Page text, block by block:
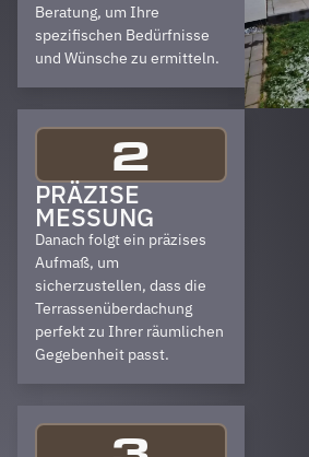
Beratung, um Ihre
spezifischen Bedürfnisse
und Wünsche zu ermitteln.
2
PRÄZISE
MESSUNG
Danach folgt ein präzises
Aufmaß, um
sicherzustellen, dass die
Terrassenüberdachung
perfekt zu Ihrer räumlichen
Gegebenheit passt.